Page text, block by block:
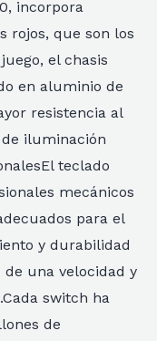
incorpora
rojos, que son los
el chasis
en aluminio de
resistencia al
iluminación
teclado
mecánicos
para el
y durabilidad
una velocidad y
switch ha
de